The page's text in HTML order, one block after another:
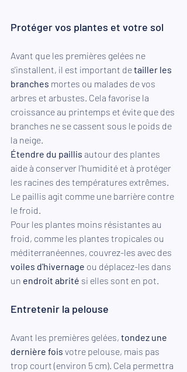
Protéger vos plantes et votre sol
Avant que les premières gelées ne
s'installent, il est important de tailler les
branches mortes ou malades de vos
arbres et arbustes. Cela favorise la
croissance au printemps et évite que des
branches ne se cassent sous le poids de
la neige.
Étendre du paillis autour des plantes
aide à conserver l’humidité et à protéger
les racines des températures extrêmes.
Le paillis agit comme une barrière contre
le froid.
Pour les plantes moins résistantes au
froid, comme les plantes tropicales ou
méditerranéennes, couvrez-les avec des
voiles d'hivernage ou déplacez-les dans
un endroit abrité si elles sont en pot.
Entretenir la pelouse
Avant les premières gelées, tondez une
dernière fois votre pelouse, mais pas
trop court (environ 5 cm). Cela permettra